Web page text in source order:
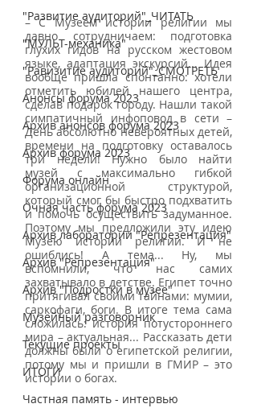
"Развитие аудиторий"_ЧИТАТЬ
"МУЛЬТ-механика"
"Равизитие аудиторий"_СМОТРЕТЬ
Анонсы форума 2023
Архив анонсов форума 2023
Архив форума 2023
Форума онлайн
Очная часть форума 2023
Архив лаборатории "Репрезентация"
Архив "Репрезентация"
Архив "Подростки в музее"
Музейный разговорник
Текущие проекты
ИТОГИ
Частная память - интервью
– С Музеем истории религии мы
давно сотрудничаем: подготовка
глухих гидов на русском жестовом
языке, адаптация экскурсий... Идея
вообще пришла спонтанно: хотели
отметить юбилей нашего центра,
сделав подарок городу. Нашли такой
симпатичный инфоповод в сети –
День абсолютно невероятных детей,
времени на подготовку оставалось
три недели! Нужно было найти
музей с максимально гибкой
организационной структурой,
который смог бы быстро подхватить
и помочь осуществить задуманное.
Поэтому мы предложили эту идею
Музею истории религии. И не
ошиблись! А тема... Ну, мы
вспомнили, что нас самих
захватывало в детстве. Египет точно
притягивал своими тайнами: мумии,
саркофаги, боги. В итоге тема сама
сложилась: история потустороннего
мира – актуальная... Рассказать дети
должны были о египетской религии,
потому мы и пришли в ГМИР – это
истории о богах.